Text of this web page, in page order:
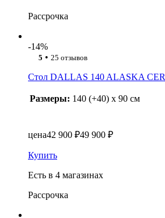
Рассрочка
-14%
5 • 25 отзывов
Стол DALLAS 140 ALASKA CER
Размеры: 140 (+40) x 90 см
цена42 900 ₽49 900 ₽
Купить
Есть в 4 магазинах
Рассрочка